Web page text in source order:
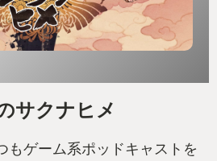
サクナヒメ
もゲーム系ポッドキャストを